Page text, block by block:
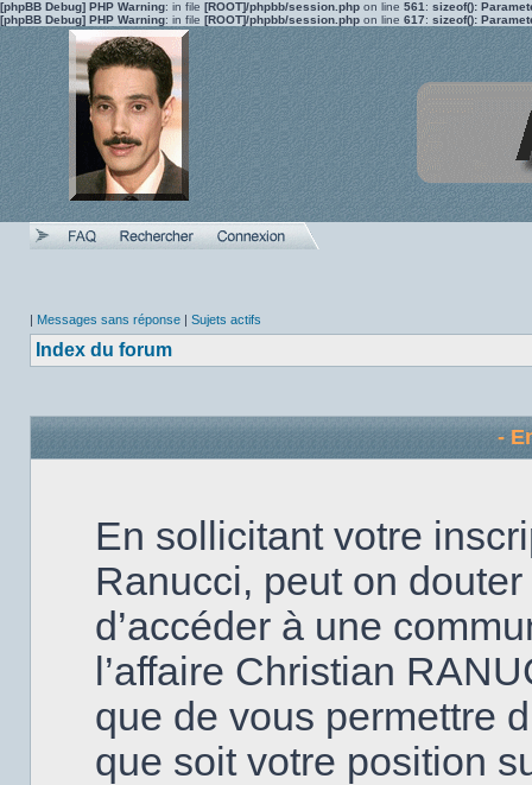
[phpBB Debug] PHP Warning: in file [ROOT]/phpbb/session.php on line 561 : sizeof():
[phpBB Debug] PHP Warning: in file [ROOT]/phpbb/session.php on line 617: sizeof():
| Messages sans réponse | Sujets actifs
Index du forum
-
En sollicitant votre
Ranucci, peut on
d’accéder à une
l’affaire Christian
que de vous permettre
que soit votre position